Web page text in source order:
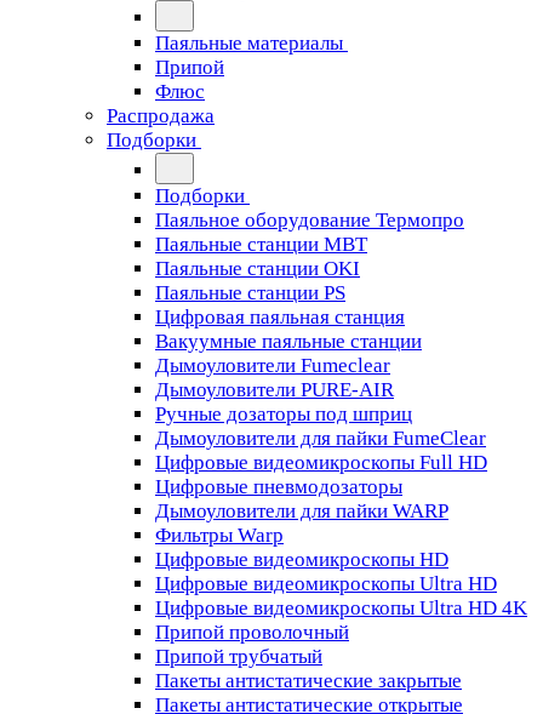
Паяльные материалы
Припой
Флюс
Распродажа
Подборки
Подборки
Паяльное оборудование Термопро
Паяльные станции MBT
Паяльные станции OKI
Паяльные станции PS
Цифровая паяльная станция
Вакуумные паяльные станции
Дымоуловители Fumeclear
Дымоуловители PURE-AIR
Ручные дозаторы под шприц
Дымоуловители для пайки FumeClear
Цифровые видеомикроскопы Full HD
Цифровые пневмодозаторы
Дымоуловители для пайки WARP
Фильтры Warp
Цифровые видеомикроскопы HD
Цифровые видеомикроскопы Ultra HD
Цифровые видеомикроскопы Ultra HD 4K
Припой проволочный
Припой трубчатый
Пакеты антистатические закрытые
Пакеты антистатические открытые